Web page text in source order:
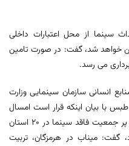
سینما از محل اعتبارات داخلی
شد، گفت: در صورت تامین
می رسد.
انسانی سازمان سینمایی وزارت
با بیان اینکه قرار است امسال
طرح پردیس سینمایی امید را در ٢٠ شهر پر جمعیت فاقد سینما در ٢٠ استان
گفت: میناب در هرمزگان، تربیت